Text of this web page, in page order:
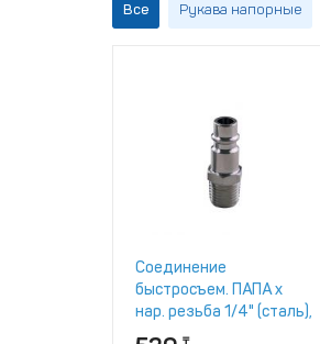
Все Рукава напорные
Соединение
быстросъем. ПАПА х
нар. резьба 1/4" (сталь),
ECO (AS-M/MT14)